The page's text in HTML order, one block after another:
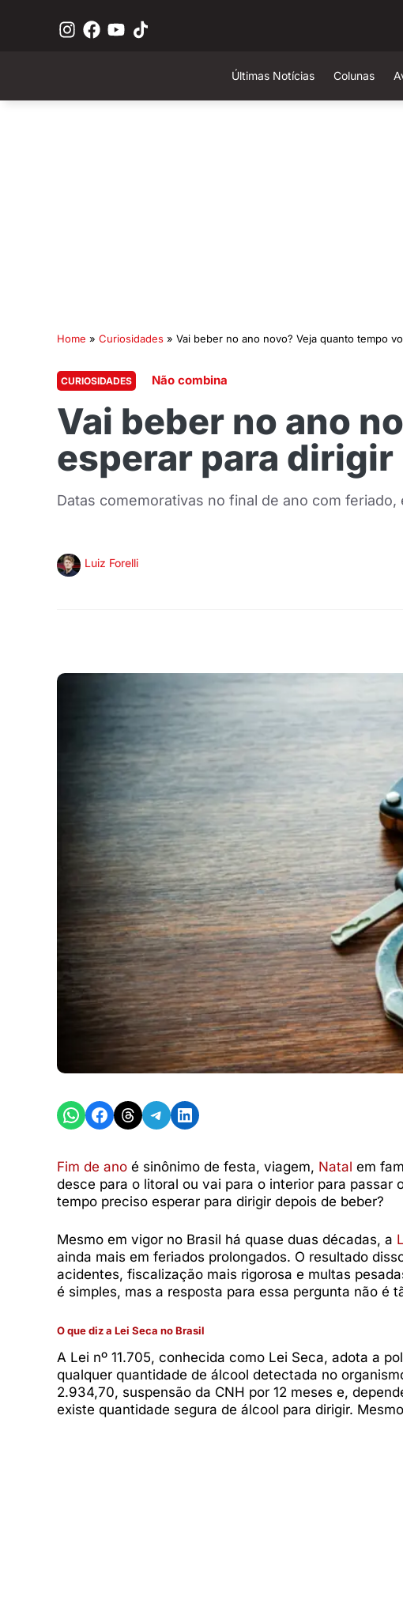
Últimas Notícias Colunas
Home » Curiosidades » Vai beber no ano novo? Veja quanto tempo
CURIOSIDADES Não combina
Vai beber no ano
esperar para dirigir
Datas comemorativas no final de ano com
Luiz Forelli
Share on WhatsApp
Share on Facebook
Share on Threads
Share on Telegram
Share on LinkedIn
Fim de ano é sinônimo de festa, viagem, Natal em
desce para o litoral ou vai para o interior para
tempo preciso esperar para dirigir depois de beber?
Mesmo em vigor no Brasil há quase duas décadas, a
ainda mais em feriados prolongados. O resultado
acidentes, fiscalização mais rigorosa e multas
é simples, mas a resposta para essa pergunta não é
O que diz a Lei Seca no Brasil
A Lei nº 11.705, conhecida como Lei Seca, adota a
qualquer quantidade de álcool detectada no
2.934,70, suspensão da CNH por 12 meses e,
existe quantidade segura de álcool para dirigir.